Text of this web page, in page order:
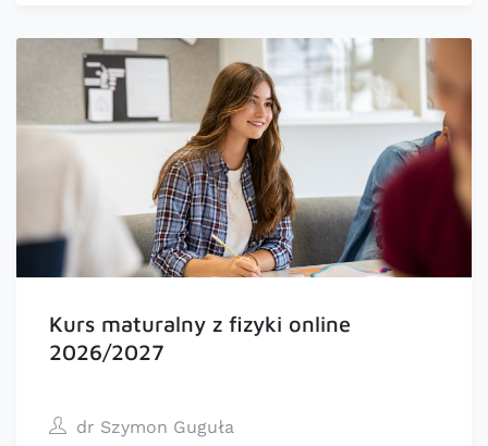
Kurs maturalny z fizyki online
2026/2027
dr Szymon Guguła